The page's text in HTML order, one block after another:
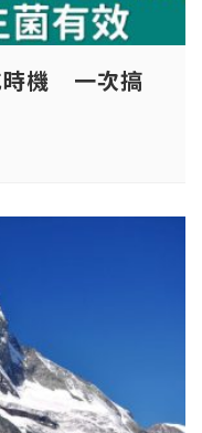
時機 一次搞